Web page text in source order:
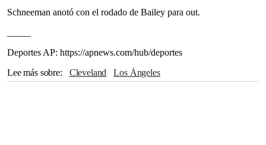
Schneeman anotó con el rodado de Bailey para out.
Deportes AP: https://apnews.com/hub/deportes
Lee más sobre
Cleveland Los Ángeles